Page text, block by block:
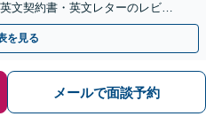
文契約書・英文レターのレビュ
を見る
メールで面談予約